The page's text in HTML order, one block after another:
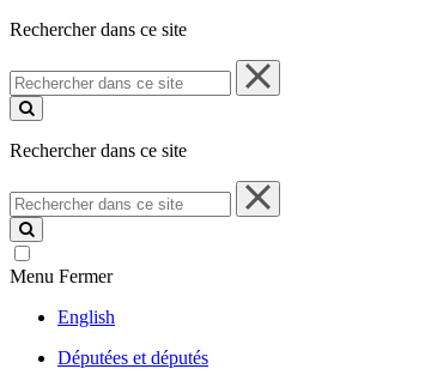
Rechercher dans ce site
Rechercher
dans
ce
Rechercher dans ce site
Rechercher
dans
ce
site
Menu Fermer
English
Députées et députés